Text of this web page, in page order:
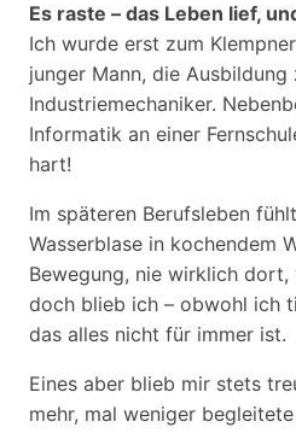
Es raste – das Leben lief,
Ich wurde erst zum
junger Mann, die Ausbildung
Industriemechaniker.
Informatik an einer
hart!
Im späteren Berufsleben
Wasserblase in kochendem
Bewegung, nie wirklich
doch blieb ich – obwohl ich
das alles nicht für immer ist.
Eines aber blieb mir stets
mehr, mal weniger